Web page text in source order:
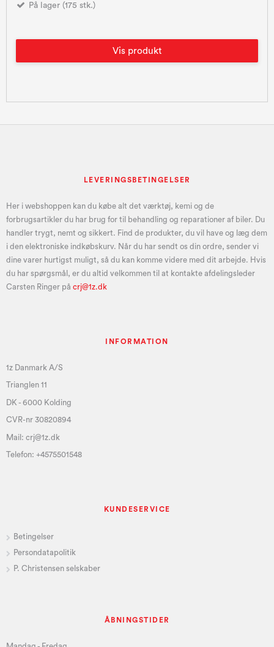
På lager (175 stk.)
Vis produkt
LEVERINGSBETINGELSER
Her i webshoppen kan du købe alt det værktøj, kemi og de
forbrugsartikler du har brug for til behandling og reparationer af biler. Du
handler trygt, nemt og sikkert. Find de produkter, du vil have og læg dem
i den elektroniske indkøbskurv. Når du har sendt os din ordre, sender vi
dine varer hurtigst muligt, så du kan komme videre med dit arbejde. Hvis
du har spørgsmål, er du altid velkommen til at kontakte afdelingsleder
Carsten Ringer på crj@1z.dk
INFORMATION
1z Danmark A/S
Trianglen 11
DK - 6000 Kolding
CVR-nr 30820894
Mail: crj@1z.dk
Telefon: +4575501548
KUNDESERVICE
Betingelser
Persondatapolitik
P. Christensen selskaber
ÅBNINGSTIDER